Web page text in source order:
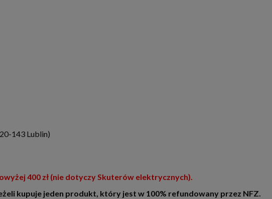
143 Lublin)
400 zł (nie dotyczy Skuterów elektrycznych).
kupuje jeden produkt, który jest w 100% refundowany przez NFZ.